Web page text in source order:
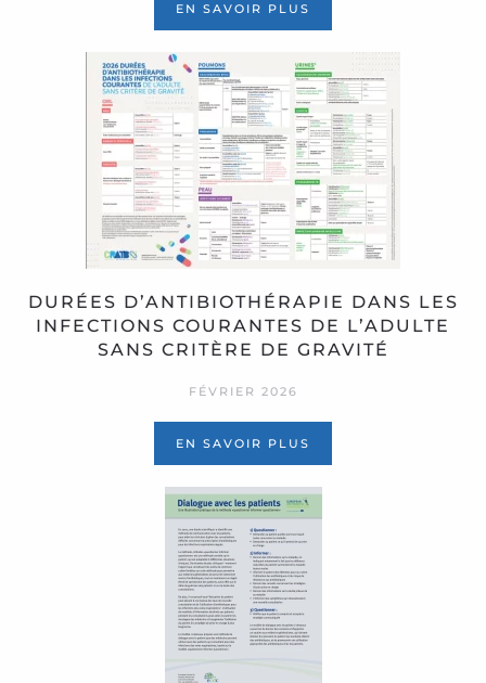
EN SAVOIR PLUS
DURÉES D’ANTIBIOTHÉRAPIE DANS LES
INFECTIONS COURANTES DE L’ADULTE
SANS CRITÈRE DE GRAVITÉ
FÉVRIER 2026
EN SAVOIR PLUS